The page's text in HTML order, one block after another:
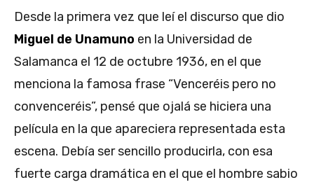
Desde la primera vez que leí el discurso que dio
Miguel de Unamuno en la Universidad de
Salamanca el 12 de octubre 1936, en el que
menciona la famosa frase “Venceréis pero no
convenceréis”, pensé que ojalá se hiciera una
película en la que apareciera representada esta
escena. Debía ser sencillo producirla, con esa
fuerte carga dramática en el que el hombre sabio